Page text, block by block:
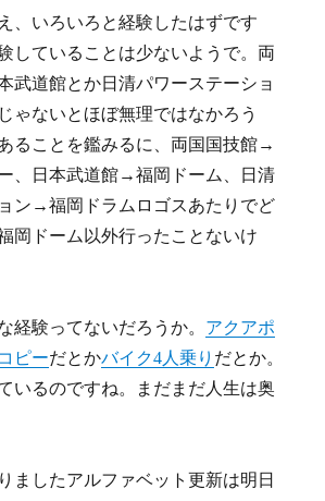
、いろいろと経験したはずです
していることは少ないようで。両
武道館とか日清パワーステーショ
ゃないとほぼ無理ではなかろう
ることを鑑みるに、両国国技館→
、日本武道館→福岡ドーム、日清
ン→福岡ドラムロゴスあたりでど
岡ドーム以外行ったことないけ
経験ってないだろうか。 アクアポ
ピーだとかバイク4人乗り だとか。
いるのですね。まだまだ人生は奥
ましたアルファベット更新は明日